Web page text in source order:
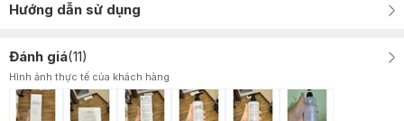
Hướng dẫn sử dụng
Đánh giá(11)
Hình ảnh thực tế của khách hàng